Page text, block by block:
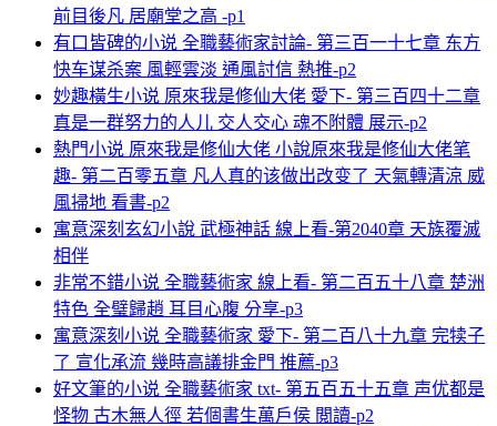
前目後凡 居廟堂之高 -p1
有口皆碑的小说 全職藝術家討論- 第三百一十七章 东方
快车谋杀案 風輕雲淡 通風討信 熱推-p2
妙趣橫生小说 原來我是修仙大佬 愛下- 第三百四十二章
真是一群努力的人儿 交人交心 魂不附體 展示-p2
熱門小说 原來我是修仙大佬 小說原來我是修仙大佬笔
趣- 第二百零五章 凡人真的该做出改变了 天氣轉清涼 威
風掃地 看書-p2
寓意深刻玄幻小說 武極神話 線上看-第2040章 天族覆滅
相伴
非常不錯小说 全職藝術家 線上看- 第二百五十八章 楚洲
特色 全璧歸趙 耳目心腹 分享-p3
寓意深刻小说 全職藝術家 愛下- 第二百八十九章 完犊子
了 宣化承流 幾時高議排金門 推薦-p3
好文筆的小说 全職藝術家 txt- 第五百五十五章 声优都是
怪物 古木無人徑 若個書生萬戶侯 閲讀-p2